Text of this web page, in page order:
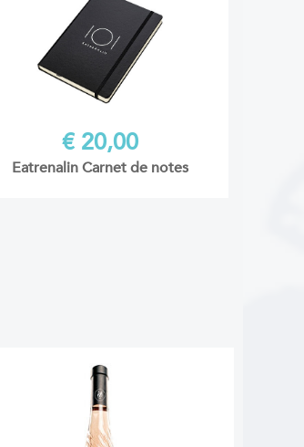
€ 20,00
Eatrenalin Carnet de notes